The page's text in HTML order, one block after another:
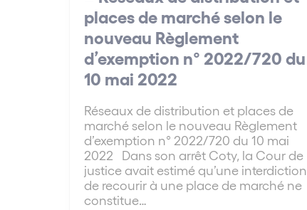
places de marché selon le
nouveau Règlement
d’exemption n° 2022/720 du
10 mai 2022
Réseaux de distribution et places de
marché selon le nouveau Règlement
d’exemption n° 2022/720 du 10 mai
2022 Dans son arrêt Coty, la Cour de
justice avait estimé qu’une interdiction
de recourir à une place de marché ne
constitue…